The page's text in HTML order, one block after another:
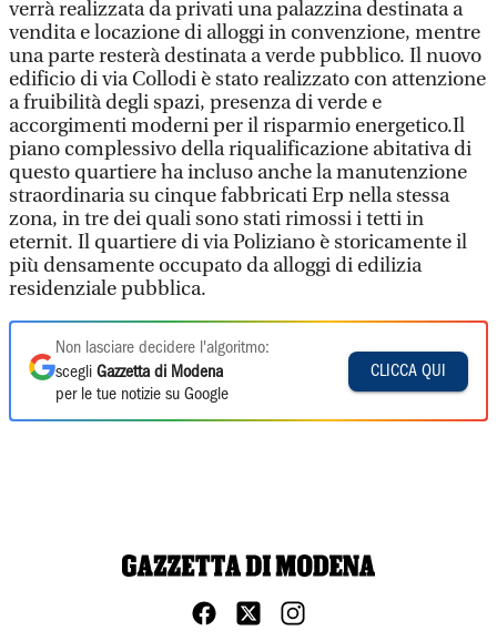
verrà realizzata da privati una palazzina destinata a
vendita e locazione di alloggi in convenzione, mentre
una parte resterà destinata a verde pubblico. Il nuovo
edificio di via Collodi è stato realizzato con attenzione
a fruibilità degli spazi, presenza di verde e
accorgimenti moderni per il risparmio energetico.Il
piano complessivo della riqualificazione abitativa di
questo quartiere ha incluso anche la manutenzione
straordinaria su cinque fabbricati Erp nella stessa
zona, in tre dei quali sono stati rimossi i tetti in
eternit. Il quartiere di via Poliziano è storicamente il
più densamente occupato da alloggi di edilizia
residenziale pubblica.
Non lasciare decidere l'algoritmo:
scegli Gazzetta di Modena
per le tue notizie su Google
CLICCA QUI